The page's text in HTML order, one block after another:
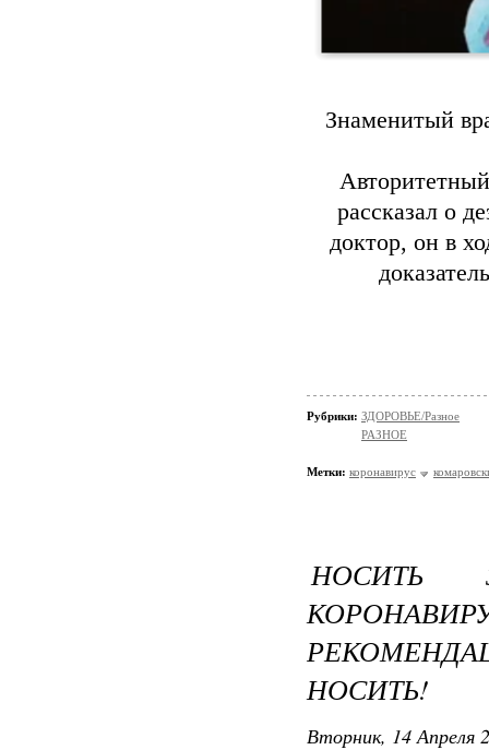
Знаменитый
рассказал о
доктор, он в
Рубрики: ЗДОРОВЬЕ/Разное
РАЗНОЕ
Метки: коронавирус
НОСИТЬ
НОСИТЬ!
Вторник, 14 Апреля